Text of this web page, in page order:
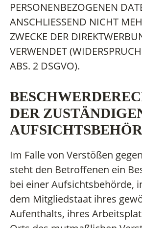
PERSONENBEZOGENEN
ANSCHLIESSEND NICHT
ZWECKE DER
VERWENDET
ABS. 2 DSGVO).
DER
Im Falle von Verstößen
steht den Betroffenen ein
bei einer Aufsichtsbehörde,
dem Mitgliedstaat ihres
Aufenthalts, ihres